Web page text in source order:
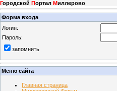
Городской Портал Миллерово
Форма входа
Логин:
Пароль:
запомнить
Меню сайта
Главная страница